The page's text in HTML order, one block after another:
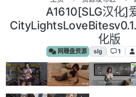
A1610[SLG汉化]
化版
网赚盘资源 slg 1